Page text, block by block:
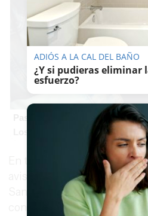
Pasaportes que abren puertas
Los pasaportes más poderosos
En torno a las 13,10 horas,
aviso de la Empresa
Sanitarias (EPES) que
con un remolque en una
ADIÓS A LA CAL DEL BAÑO
¿Y si pudieras eliminar
esfuerzo?